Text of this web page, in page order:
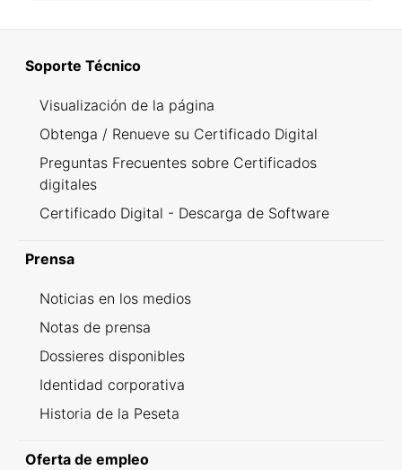
Soporte Técnico
Visualización de la página
Obtenga / Renueve su Certificado Digital
Preguntas Frecuentes sobre Certificados
digitales
Certificado Digital - Descarga de Software
Prensa
Noticias en los medios
Notas de prensa
Dossieres disponibles
Identidad corporativa
Historia de la Peseta
Oferta de empleo